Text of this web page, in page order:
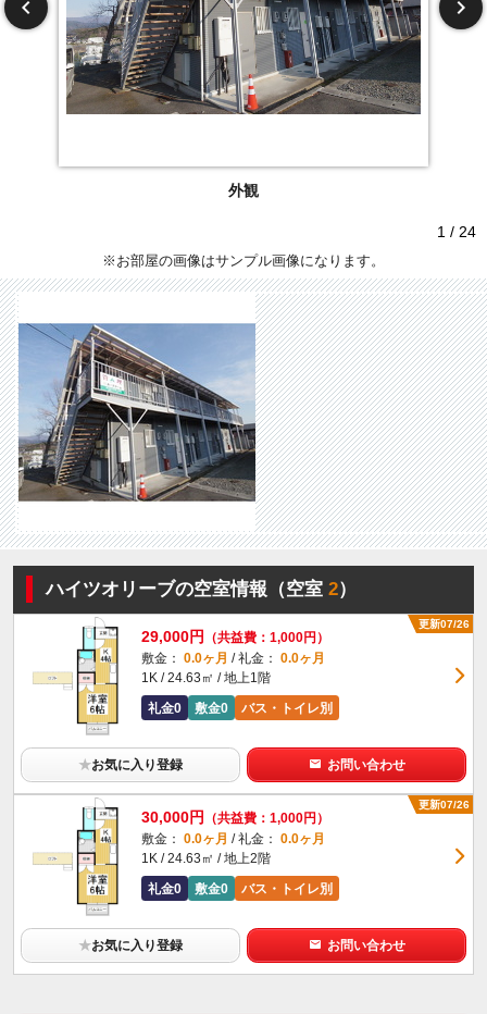
外観
1 / 24
※お部屋の画像はサンプル画像になります。
ハイツオリーブの空室情報（空室2）
更新07/26
29,000円
（共益費：1,000円）
敷金： 0.0ヶ月 / 礼金： 0.0ヶ月
1K / 24.63㎡ / 地上1階
礼金0
敷金0 バス・トイレ別
★お気に入り登録 お問い合わせ
更新07/26
30,000円
（共益費：1,000円）
敷金： 0.0ヶ月 / 礼金： 0.0ヶ月
1K / 24.63㎡ / 地上2階
礼金0
敷金0 バス・トイレ別
★お気に入り登録 お問い合わせ